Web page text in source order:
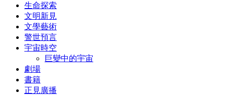
生命探索
文明新見
文學藝術
警世預言
宇宙時空
巨變中的宇宙
劇場
書籍
正見廣播